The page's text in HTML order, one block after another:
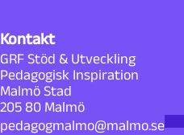
Kontakt
GRF Stöd & Utveckling
Pedagogisk Inspiration
Malmö Stad
205 80 Malmö
pedagogmalmo@malmo.se